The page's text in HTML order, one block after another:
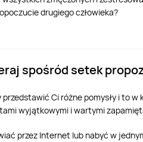
drugiego człowieka?
spośród setek
Ci różne pomysły i to
wyjątkowymi i wartymi
przez Internet lub nabyć w